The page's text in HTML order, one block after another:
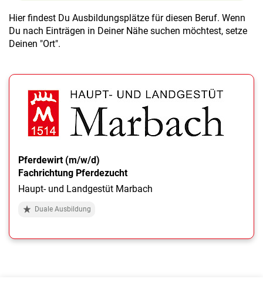
Hier findest Du Ausbildungsplätze für diesen Beruf. Wenn
Du nach Einträgen in Deiner Nähe suchen möchtest, setze
Deinen "Ort".
Pferdewirt (m/w/d)
Fachrichtung Pferdezucht
Haupt- und Landgestüt Marbach
Duale Ausbildung